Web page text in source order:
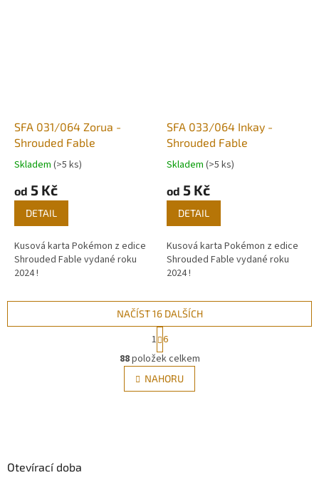
SFA 031/064 Zorua -
Shrouded Fable
Skladem (>5 ks)
od 5 Kč
DETAIL
Kusová karta Pokémon z edice
Shrouded Fable vydané roku
2024 !
SFA 033/064 Inkay -
Shrouded Fable
Skladem (>5 ks)
od 5 Kč
DETAIL
Kusová karta Pokémon z edice
Shrouded Fable vydané roku
2024 !
O
v
l
á
NAČÍST 16 DALŠÍCH
S
t
r
á
n
k
1 6
88položek celkem
NAHORU
Otevírací doba